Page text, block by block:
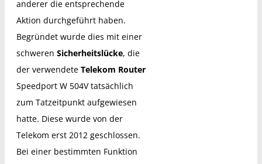
anderer die entsprechende
Aktion durchgeführt haben.
Begründet wurde dies mit einer
schweren Sicherheitslücke, die
der verwendete Telekom Router
Speedport W 504V tatsächlich
zum Tatzeitpunkt aufgewiesen
hatte. Diese wurde von der
Telekom erst 2012 geschlossen.
Bei einer bestimmten Funktion